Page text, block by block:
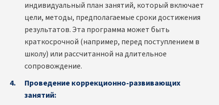
индивидуальный план занятий, который включает
цели, методы, предполагаемые сроки достижения
результатов. Эта программа может быть
краткосрочной (например, перед поступлением в
школу) или рассчитанной на длительное
сопровождение.
Проведение коррекционно-развивающих
занятий: